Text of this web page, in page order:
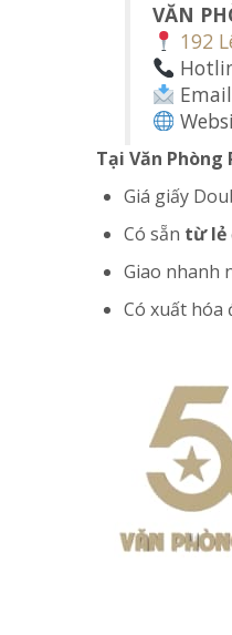
VĂN
192
Tại Văn Phòng
Giá giấy
Có sẵn từ lẻ
Giao nhanh
Có xuất hóa